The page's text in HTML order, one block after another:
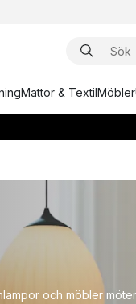
Mattor & TextilMöbler
och möbler möter